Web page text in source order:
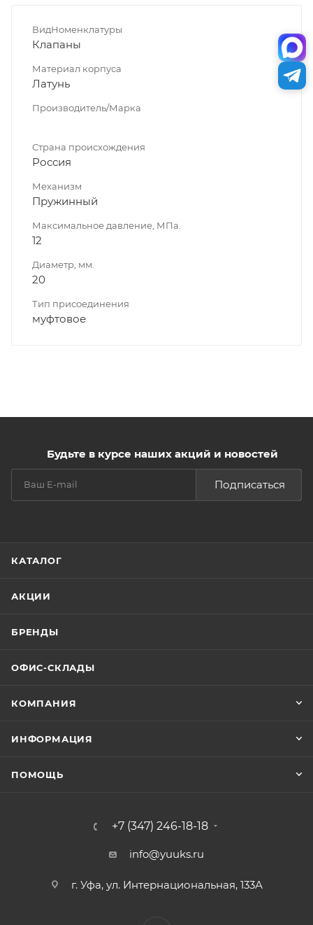
ВидНоменклатуры
Клапаны
Материал корпуса
Латунь
Производитель/Марка
Страна происхождения
Россия
Механизм
Пружинный
Максимальное давление, МПа.
12
Диаметр, мм.
20
Тип присоединения
муфтовое
Будьте в курсе наших акций и новостей
Подписаться
КАТАЛОГ
АКЦИИ
БРЕНДЫ
ОФИС-СКЛАДЫ
КОМПАНИЯ
ИНФОРМАЦИЯ
ПОМОЩЬ
+7 (347) 246-18-18
info@yuuks.ru
г. Уфа, ул. Интернациональная, 133А